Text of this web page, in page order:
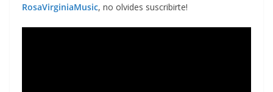
RosaVirginiaMusic, no olvides suscribirte!